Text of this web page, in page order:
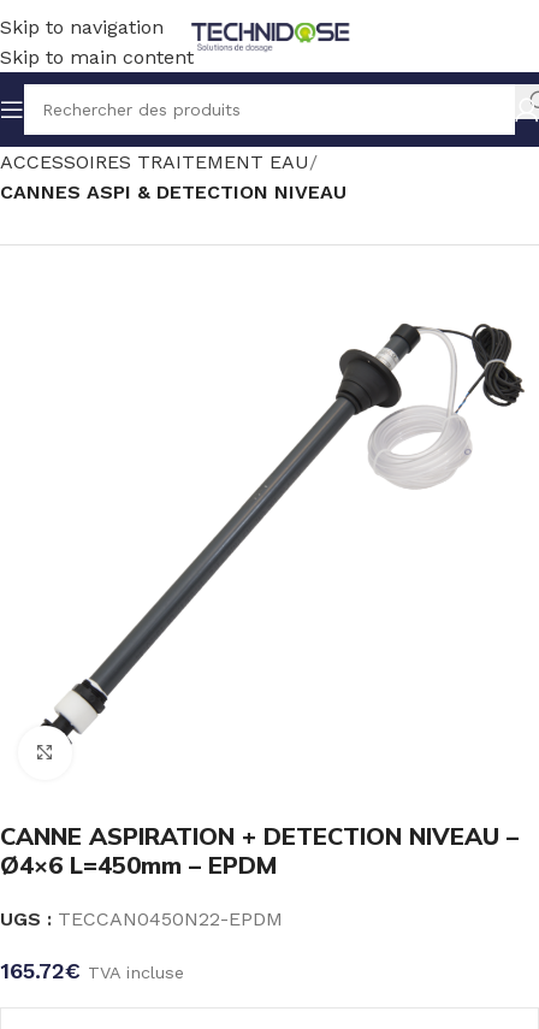
Skip to navigation
Skip to main content
Accueil TRAITEMENT EAU
ACCESSOIRES TRAITEMENT EAU
CANNES ASPI & DETECTION NIVEAU
CANNE ASPIRATION + DETECTION NIVEAU –
Ø4×6 L=450mm – EPDM
UGS : TECCAN0450N22-EPDM
165.72€ TVA incluse